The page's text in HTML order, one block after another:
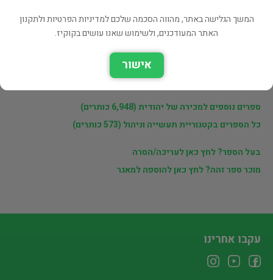
פרטי המוכר
ספרים נוספים למכירה של יהודית (6,948 כותרים)
כל הספרים בקטגוריית תעשייה וניהול (573 כותרים)
בעל הספר? לחץ כאן לעריכה/הסרה
מוכר ספר זהה? לחץ כאן להוספה למאגר
המשך הגלישה באתר, מהווה הסכמה שלכם למדיניות הפרטיות ולתקנון
האתר המעודכנים, ולשימוש שאנו עושים בקוקיז.
אישור
עקבו אחרינו